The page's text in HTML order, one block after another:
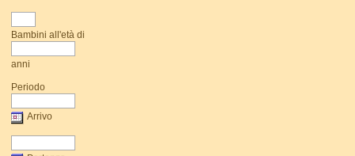
Bambini all'età di
anni
Periodo
Arrivo